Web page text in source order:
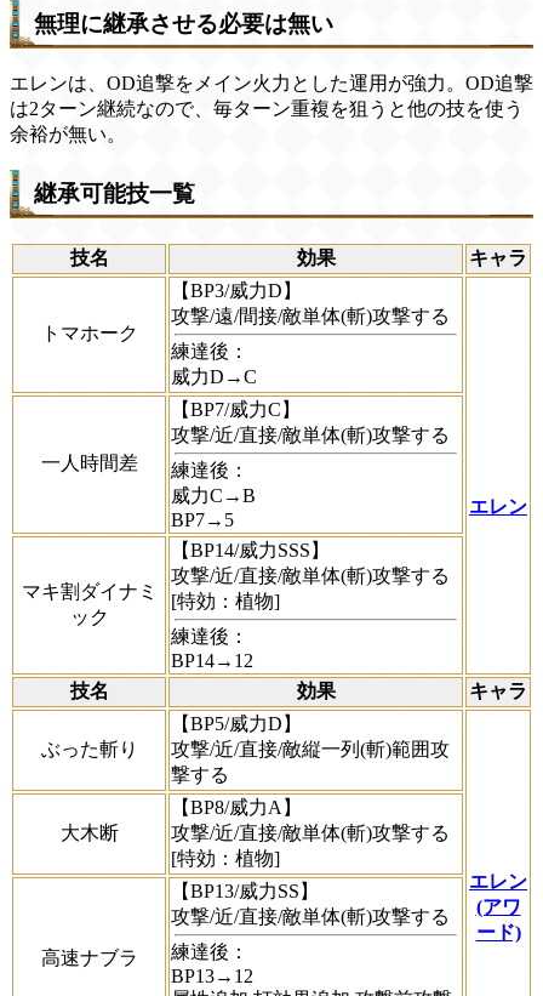
無理に継承させる必要は無い
エレンは、OD追撃をメイン火力とした運用が強力。OD追撃
は2ターン継続なので、毎ターン重複を狙うと他の技を使う
余裕が無い。
継承可能技一覧
技名 効果 キャラ
トマホーク
【BP3/威力D】
攻撃/遠/間接/敵単体(斬)攻撃する
練達後：
威力D→C
エレン
一人時間差
【BP7/威力C】
攻撃/近/直接/敵単体(斬)攻撃する
練達後：
威力C→B
BP7→5
マキ割ダイナミ
ック
【BP14/威力SSS】
攻撃/近/直接/敵単体(斬)攻撃する
[特効：植物]
練達後：
BP14→12
技名
効果 キャラ
ぶった斬り
【BP5/威力D】
攻撃/近/直接/敵縦一列(斬)範囲攻
撃する
エレン
(アワ
ード)
大木断
【BP8/威力A】
攻撃/近/直接/敵単体(斬)攻撃する
[特効：植物]
高速ナブラ
【BP13/威力SS】
攻撃/近/直接/敵単体(斬)攻撃する
練達後：
BP13→12